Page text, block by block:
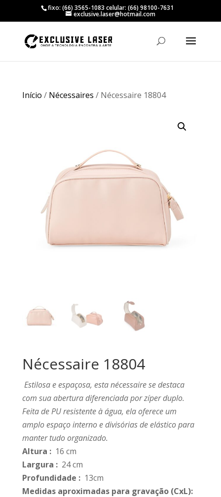
fixo: (66) 3565-1083 celular: (66) 98100-7631
exclusive.laser@hotmail.com
Início / Nécessaires / Nécessaire 18804
Nécessaire 18804
Estilosa e espaçosa, esta nécessaire se destaca
com sua abertura diferenciada por zíper duplo.
Feita de PU resistente à água, ela oferece um
amplo espaço interno e divisórias de elástico para
manter tudo organizado.
Altura : 16 cm
Largura : 24 cm
Profundidade :13cm
Medidas aproximadas para gravação(CxL):